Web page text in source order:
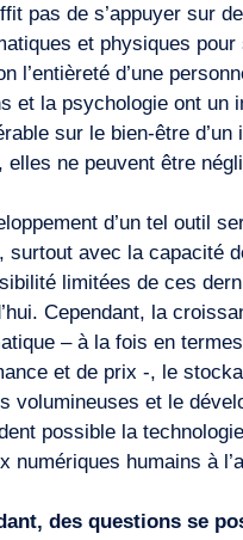
pas de s’appuyer sur
et physiques
l’entièreté d’une
et la psychologie ont un
sur le bien-être d’un
elles ne peuvent être
d’un tel outil
surtout avec la capacité
limitées de ces
Cependant, la
– à la fois en
et de prix -, le
volumineuses et le
possible la
numériques humains à
des questions se